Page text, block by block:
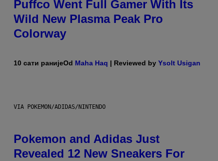
Puffco Went Full Gamer With Its
Wild New Plasma Peak Pro
Colorway
10 сати ранијеOd Maha Haq | Reviewed by Ysolt Usigan
VIA POKEMON/ADIDAS/NINTENDO
Pokemon and Adidas Just
Revealed 12 New Sneakers For